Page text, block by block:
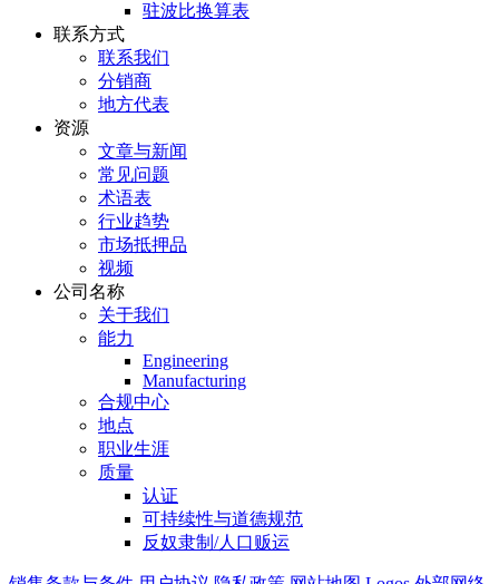
驻波比换算表
联系方式
联系我们
分销商
地方代表
资源
文章与新闻
常见问题
术语表
行业趋势
市场抵押品
视频
公司名称
关于我们
能力
Engineering
Manufacturing
合规中心
地点
职业生涯
质量
认证
可持续性与道德规范
反奴隶制/人口贩运